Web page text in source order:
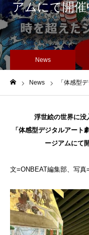
アムにて開催
News
News 「体感型デジタルア
浮世絵の世界に没
「体感型デジタルアー
ージアムにて
文=ONBEAT編集部、写真